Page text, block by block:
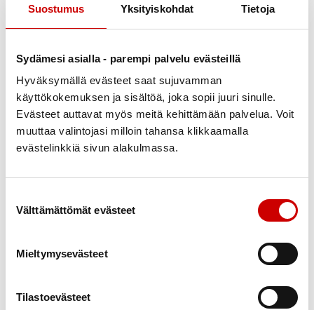
Suostumus Yksityiskohdat Tietoja
Sydämesi asialla - parempi palvelu evästeillä
Hyväksymällä evästeet saat sujuvamman
käyttökokemuksen ja sisältöä, joka sopii juuri sinulle.
Evästeet auttavat myös meitä kehittämään palvelua. Voit
muuttaa valintojasi milloin tahansa klikkaamalla
evästelinkkiä sivun alakulmassa.
Välttämättömät evästeet
Mieltymysevästeet
Tilastoevästeet
päällysvaatteesi lukolliseen kaappiin.
tutustumista ja käyttöä ohjaa
fysiikkavalmentajamme Meri-Sisko Mäkinen eli
Mimmu
klo 9.30 siirrymme ryhmäliikuntasaliin, jossa
osallistumme Mimmun meille räätälöimään
klo 10.30 – 13.30 mahdollisuus nauttia Buugin